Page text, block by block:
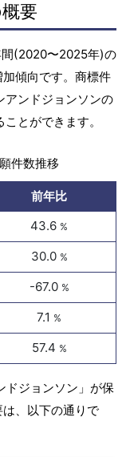
要
間(2020〜2025年)の
傾向です。商標件
アンドジョンソンの
とができます。
件数推移
前年比
43.6 %
30.0 %
-67.0 %
7.1 %
57.4 %
ドジョンソン」が保
、以下の通りで